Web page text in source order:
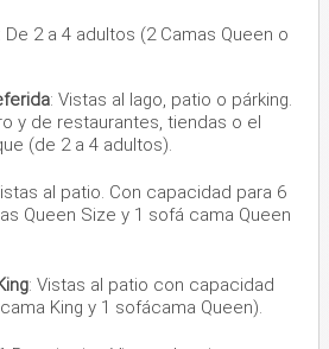
2 a 4 adultos (2 Camas Queen o
: Vistas al lago, patio o párking.
y de restaurantes, tiendas o el
(de 2 a 4 adultos).
al patio. Con capacidad para 6
Queen Size y 1 sofá cama Queen
: Vistas al patio con capacidad
King y 1 sofácama Queen).